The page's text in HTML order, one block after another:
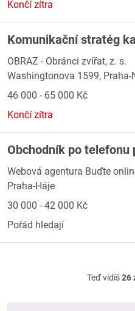
Končí zítra
Komunikační stratég
OBRAZ - Obránci zvířat, z. s.
Washingtonova 1599, Praha-
46 000 - 65 000 Kč
Končí zítra
Obchodník po telefonu
Webová agentura Buďte
Praha-Háje
30 000 - 42 000 Kč
Pořád hledají
Teď vidíš26